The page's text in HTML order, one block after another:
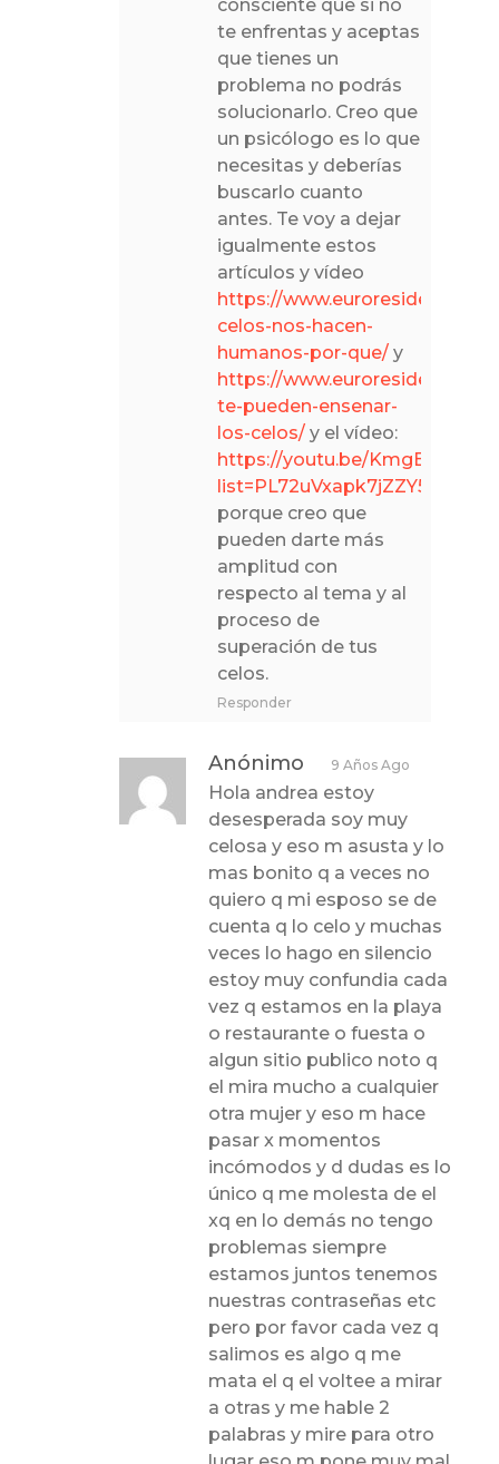
consciente que si no
te enfrentas y aceptas
que tienes un
problema no podrás
solucionarlo. Creo que
un psicólogo es lo que
necesitas y deberías
buscarlo cuanto
antes. Te voy a dejar
igualmente estos
artículos y vídeo
https://
celos-nos-hacen-
humanos-por-que/ y
https://
te-pueden-ensenar-
los-celos/ y el vídeo:
https://youtu.be/
porque creo que
pueden darte más
amplitud con
respecto al tema y al
proceso de
superación de tus
celos.
Responder
Anónimo 9 Años Ago
Hola andrea estoy
desesperada soy muy
celosa y eso m asusta y lo
mas bonito q a veces no
quiero q mi esposo se de
cuenta q lo celo y muchas
veces lo hago en silencio
estoy muy confundia cada
vez q estamos en la playa
o restaurante o fuesta o
algun sitio publico noto q
el mira mucho a cualquier
otra mujer y eso m hace
pasar x momentos
incómodos y d dudas es lo
único q me molesta de el
xq en lo demás no tengo
problemas siempre
estamos juntos tenemos
nuestras contraseñas etc
pero por favor cada vez q
salimos es algo q me
mata el q el voltee a mirar
a otras y me hable 2
palabras y mire para otro